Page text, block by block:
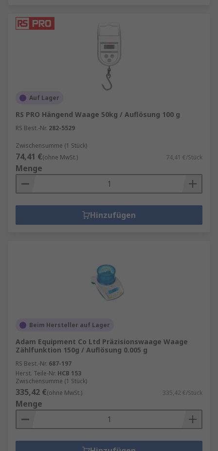
Auf Lager
RS PRO Hängend Waage 50kg / Auflösung 100 g
RS Best.-Nr. 282-5529
Zwischensumme (1 Stück)
74,41 €(ohne MwSt.) 74,41 €/Stück
Menge
Hinzufügen
Beim Hersteller auf Lager
Adam Equipment Co Ltd Präzisionswaage Waage
Zählfunktion 150g / Auflösung 0.005 g
RS Best.-Nr. 687-197
Herst. Teile-Nr. HCB 153
Zwischensumme (1 Stück)
335,42 €(ohne MwSt.) 335,42 €/Stück
Menge